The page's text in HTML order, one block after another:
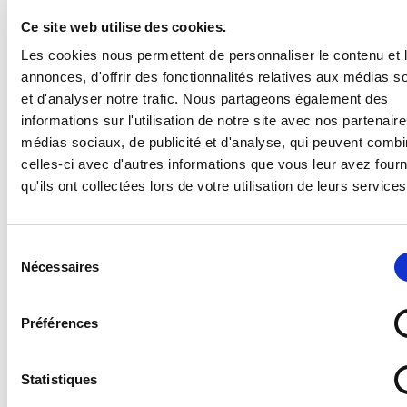
Ce site web utilise des cookies.
Les cookies nous permettent de personnaliser le contenu et
annonces, d'offrir des fonctionnalités relatives aux médias
et d'analyser notre trafic. Nous partageons également des
informations sur l'utilisation de notre site avec nos
médias sociaux, de publicité et d'analyse, qui peuvent
celles-ci avec d'autres informations que vous leur avez
qu'ils ont collectées lors de votre utilisation de leurs
Nécessaires
Préférences
Statistiques
conformes à la norme ISO 7010, c'est vous assurer que
votre communication soit bien comprise par tous !
Pour en savoir plus à propos de cette norme et de ses
différents signaux, consultez notre article en cliquant
ici.
Caractéristiques :
- Norme : ISO 7010
sécurité
Supports disponibles :